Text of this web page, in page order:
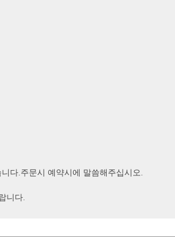
다.주문시 예약시에 말씀해주십시오.
니다.